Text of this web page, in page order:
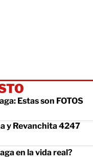
Estas son FOTOS
y Revanchita 4247
en la vida real?